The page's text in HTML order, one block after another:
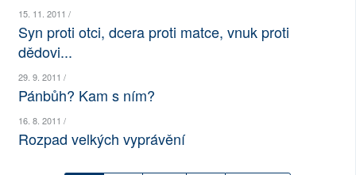
15. 11. 2011 /
Syn proti otci, dcera proti matce, vnuk proti
dědovi...
29. 9. 2011 /
Pánbůh? Kam s ním?
16. 8. 2011 /
Rozpad velkých vyprávění